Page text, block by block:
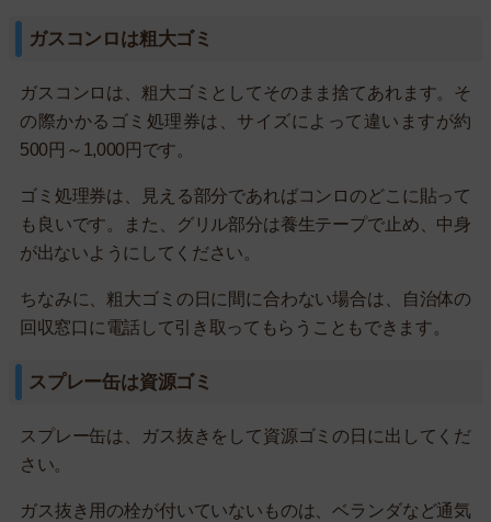
ガスコンロは粗大ゴミ
ガスコンロは、粗大ゴミとしてそのまま捨てあれます。そ
の際かかるゴミ処理券は、サイズによって違いますが約
500円～1,000円です。
ゴミ処理券は、見える部分であればコンロのどこに貼って
も良いです。また、グリル部分は養生テープで止め、中身
が出ないようにしてください。
ちなみに、粗大ゴミの日に間に合わない場合は、自治体の
回収窓口に電話して引き取ってもらうこともできます。
スプレー缶は資源ゴミ
スプレー缶は、ガス抜きをして資源ゴミの日に出してくだ
さい。
ガス抜き用の栓が付いていないものは、ベランダなど通気